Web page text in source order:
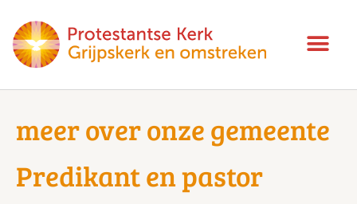
meer over onze gemeente
Predikant en pastor